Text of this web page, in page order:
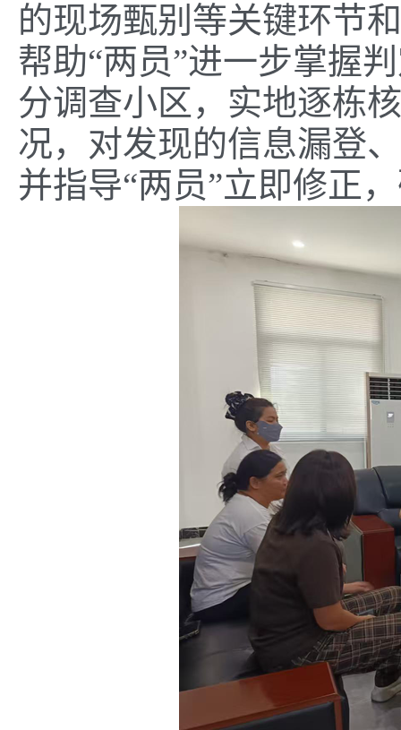
的现场甄别等关键环节
帮助“两员”进一步掌握
分调查小区，实地逐栋
况，对发现的信息漏登
并指导“两员”立即修正